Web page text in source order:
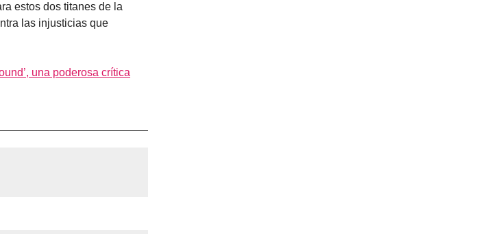
estos dos titanes de la
las injusticias que
una poderosa crítica